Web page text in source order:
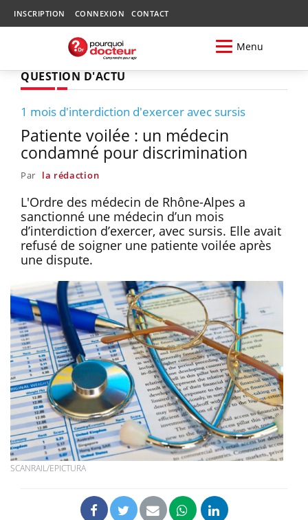
INSCRIPTION CONNEXION CONTACT
Menu
QUESTION D'ACTU
1 mois d'interdiction d'exercer avec sursis
Patiente voilée : un médecin
condamné pour discrimination
Par la rédaction
L'Ordre des médecin de Rhône-Alpes a
sanctionné une médecin d’un mois
d’interdiction d’exercer, avec sursis. Elle avait
refusé de soigner une patiente voilée après
une dispute.
SCANRAIL/EPICTURA